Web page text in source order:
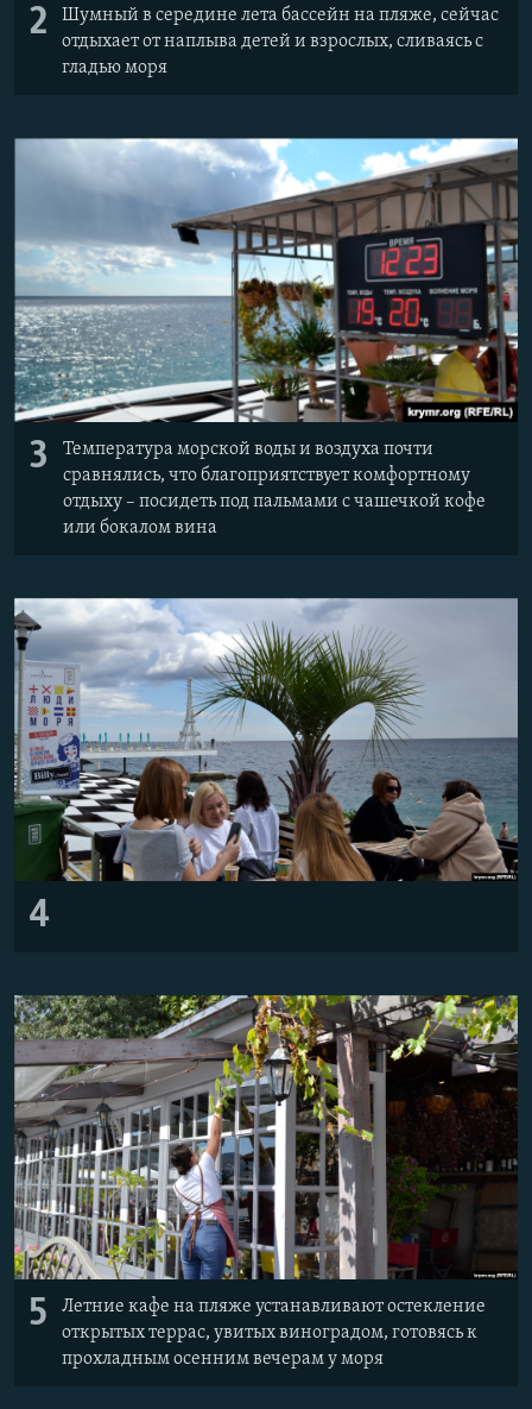
2
Шумный в середине лета бассейн на пляже, сейчас
отдыхает от наплыва детей и взрослых, сливаясь с
гладью моря
3
Температура морской воды и воздуха почти
сравнялись, что благоприятствует комфортному
отдыху – посидеть под пальмами с чашечкой кофе
или бокалом вина
4
5
Летние кафе на пляже устанавливают остекление
открытых террас, увитых виноградом, готовясь к
прохладным осенним вечерам у моря